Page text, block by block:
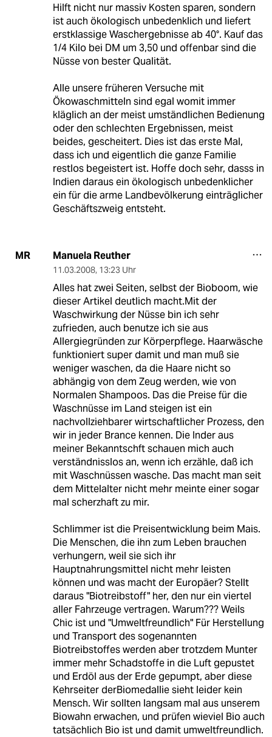
Hilft nicht nur massiv Kosten sparen, sondern
ist auch ökologisch unbedenklich und liefert
erstklassige Waschergebnisse ab 40°. Kauf das
1/4 Kilo bei DM um 3,50 und offenbar sind die
Nüsse von bester Qualität.
Alle unsere früheren Versuche mit
Ökowaschmitteln sind egal womit immer
kläglich an der meist umständlichen Bedienung
oder den schlechten Ergebnissen, meist
beides, gescheitert. Dies ist das erste Mal,
dass ich und eigentlich die ganze Familie
restlos begeistert ist. Hoffe doch sehr, dasss in
Indien daraus ein ökologisch unbedenklicher
ein für die arme Landbevölkerung einträglicher
Geschäftszweig entsteht.
MR Manuela Reuther
11.03.2008, 13:23 Uhr
Alles hat zwei Seiten, selbst der Bioboom, wie
dieser Artikel deutlich macht.Mit der
Waschwirkung der Nüsse bin ich sehr
zufrieden, auch benutze ich sie aus
Allergiegründen zur Körperpflege. Haarwäsche
funktioniert super damit und man muß sie
weniger waschen, da die Haare nicht so
abhängig von dem Zeug werden, wie von
Normalen Shampoos. Das die Preise für die
Waschnüsse im Land steigen ist ein
nachvollziehbarer wirtschaftlicher Prozess, den
wir in jeder Brance kennen. Die Inder aus
meiner Bekanntschft schauen mich auch
verständnisslos an, wenn ich erzähle, daß ich
mit Waschnüssen wasche. Das macht man seit
dem Mittelalter nicht mehr meinte einer sogar
mal scherzhaft zu mir.
Schlimmer ist die Preisentwicklung beim Mais.
Die Menschen, die ihn zum Leben brauchen
verhungern, weil sie sich ihr
Hauptnahrungsmittel nicht mehr leisten
können und was macht der Europäer? Stellt
daraus "Biotreibstoff" her, den nur ein viertel
aller Fahrzeuge vertragen. Warum??? Weils
Chic ist und "Umweltfreundlich" Für Herstellung
und Transport des sogenannten
Biotreibstoffes werden aber trotzdem Munter
immer mehr Schadstoffe in die Luft gepustet
und Erdöl aus der Erde gepumpt, aber diese
Kehrseiter derBiomedallie sieht leider kein
Mensch. Wir sollten langsam mal aus unserem
Biowahn erwachen, und prüfen wieviel Bio auch
tatsächlich Bio ist und damit umweltfreundlich.